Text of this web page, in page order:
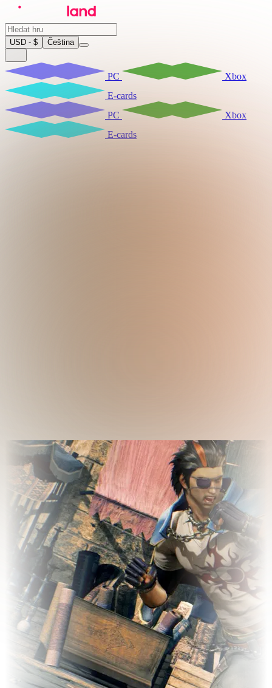
USD - $ Čeština
PC
Xbox
E-cards
PC
Xbox
E-cards